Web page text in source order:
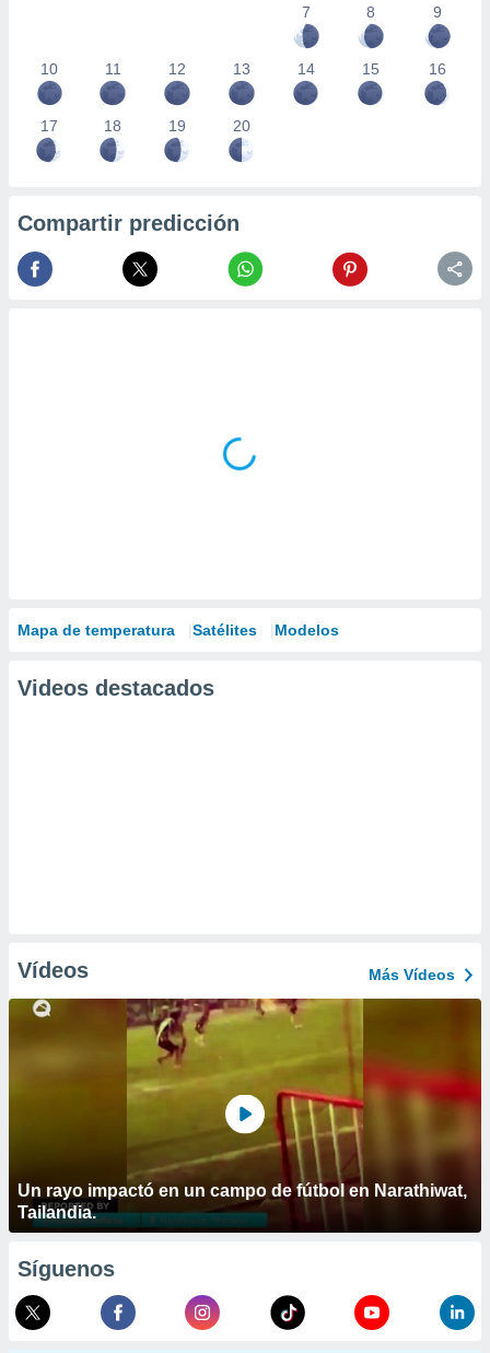
7
8 9
10 11 12 13 14 15 16
17 18 19 20
Compartir predicción
Mapa de temperatura Satélites Modelos
Videos destacados
Vídeos Más Vídeos
Un rayo impactó en un campo de fútbol en Narathiwat,
Tailandia.
Síguenos